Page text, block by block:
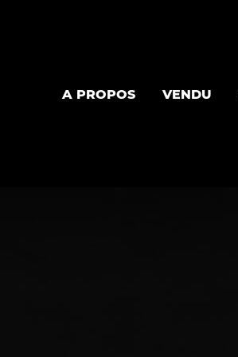
A PROPOS VENDU